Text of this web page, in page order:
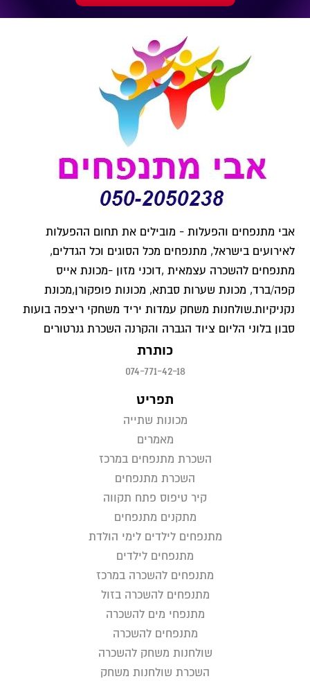
אבי מתנפחים והפעלות - מובילים את תחום ההפעלות
לאירועים בישראל, מתנפחים מכל הסוגים וכל הגדלים,
מתנפחים להשכרה עצמאית ,דוכני מזון -מכונת אייס
קפה/ברד, מכונת שערות סבתא, מכונות פופקורן,מכונת
נקניקיות.שולחנות משחק עמדות יריד משחקי ריצפה בועות
סבון בלוני הליום ציוד הגברה והקרנה השכרת גנרטורים
כותרת
074-771-42-18
תפריט
מכונות שתייה
מאמרים
השכרת מתנפחים במרכז
השכרת מתנפחים
קיר טיפוס פתח תקווה
מתקנים מתנפחים
מתנפחים לילדים לימי הולדת
מתנפחים לילדים
מתנפחים להשכרה במרכז
מתנפחים להשכרה בזול
מתנפחי מים להשכרה
מתנפחים להשכרה
שולחנות משחק להשכרה
השכרת שולחנות משחק